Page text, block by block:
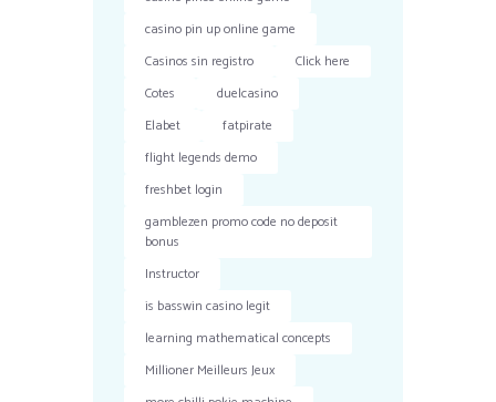
casino pin up online game
Casinos sin registro
Click here
Cotes
duelcasino
Elabet
fatpirate
flight legends demo
freshbet login
gamblezen promo code no deposit
bonus
Instructor
is basswin casino legit
learning mathematical concepts
Millioner Meilleurs Jeux